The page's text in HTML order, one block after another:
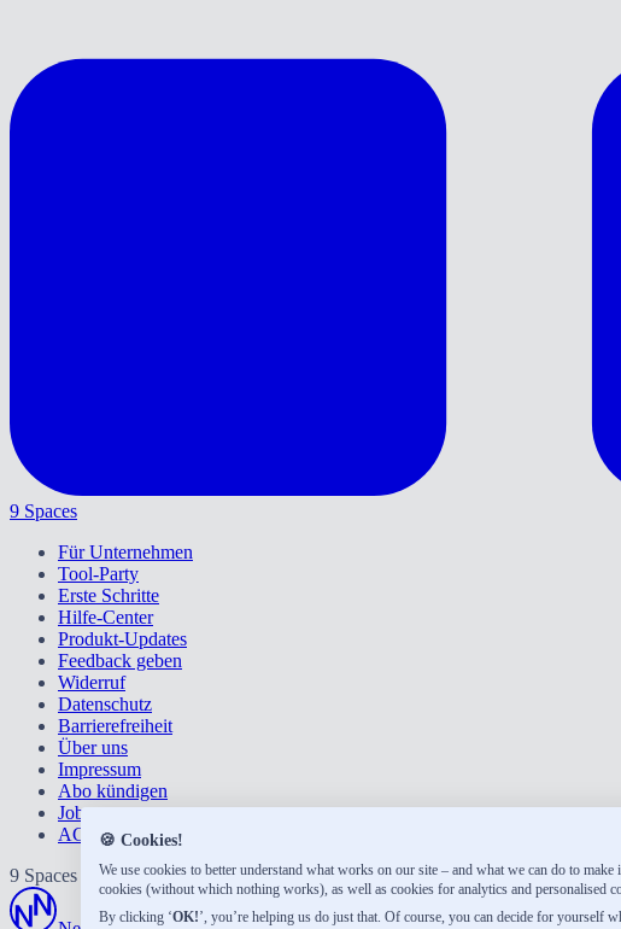
🍪 Cookies!
We use cookies to better understand what works on our site – and what we can do to
cookies (without which nothing works), as well as cookies for analytics and personalised
By clicking ‘OK!’, you’re helping us do just that. Of course, you can decide for yourself
9 Spaces
Für Unternehmen
Tool-Party
Erste Schritte
Hilfe-Center
Produkt-Updates
Feedback geben
Widerruf
Datenschutz
Barrierefreiheit
Über uns
Impressum
Abo kündigen
Jobs
AGB
9 Spaces ist Teil von Neue Narrative, einem kleinen Verlag der Zukunft. Das